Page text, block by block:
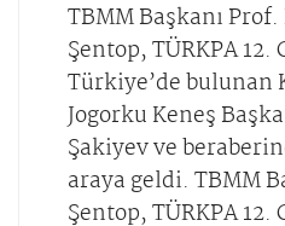
TBMM Başkanı
Şentop, TÜRKPA
Türkiye’de bulunan
Jogorku Keneş
Şakiyev ve
araya geldi. TBMM
Şentop, TÜRKPA